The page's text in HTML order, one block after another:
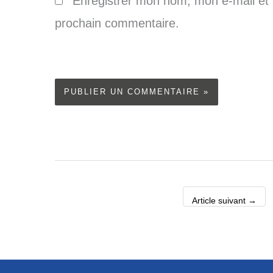
prochain commentaire.
Article suivant →